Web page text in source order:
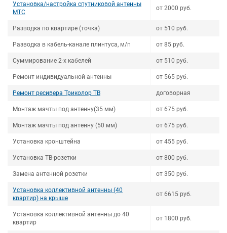
Установка/настройка спутниковой антенны
МТС
от 2000 руб.
Разводка по квартире (точка) от 510 руб.
Разводка в кабель-канале плинтуса, м/п от 85 руб.
Суммирование 2-х кабелей от 510 руб.
Ремонт индивидуальной антенны от 565 руб.
Ремонт ресивера Триколор ТВ договорная
Монтаж мачты под антенну(35 мм) от 675 руб.
Монтаж мачты под антенну (50 мм) от 675 руб.
Установка кронштейна от 455 руб.
Установка ТВ-розетки от 800 руб.
Замена антенной розетки от 350 руб.
Установка коллективной антенны (40
квартир) на крыше
от 6615 руб.
Установка коллективной антенны до 40
квартир
от 1800 руб.